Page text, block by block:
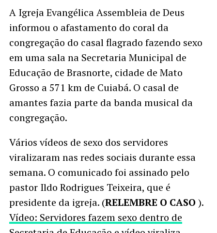
A Igreja Evangélica Assembleia de Deus
informou o afastamento do coral da
congregação do casal flagrado fazendo sexo
em uma sala na Secretaria Municipal de
Educação de Brasnorte, cidade de Mato
Grosso a 571 km de Cuiabá. O casal de
amantes fazia parte da banda musical da
congregação.
Vários vídeos de sexo dos servidores
viralizaram nas redes sociais durante essa
semana. O comunicado foi assinado pelo
pastor Ildo Rodrigues Teixeira, que é
presidente da igreja. (RELEMBRE O CASO ).
Vídeo: Servidores fazem sexo dentro de